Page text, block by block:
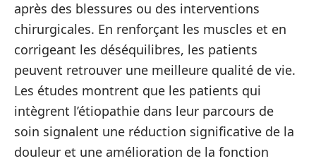
après des blessures ou des interventions
chirurgicales. En renforçant les muscles et en
corrigeant les déséquilibres, les patients
peuvent retrouver une meilleure qualité de vie.
Les études montrent que les patients qui
intègrent l’étiopathie dans leur parcours de
soin signalent une réduction significative de la
douleur et une amélioration de la fonction